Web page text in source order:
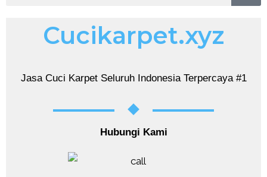
Cucikarpet.xyz
Jasa Cuci Karpet Seluruh Indonesia Terpercaya #1
Hubungi Kami